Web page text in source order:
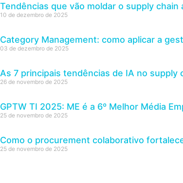
Tendências que vão moldar o supply chain
10 de dezembro de 2025
Category Management: como aplicar a
03 de dezembro de 2025
As 7 principais tendências de IA no supply
26 de novembro de 2025
GPTW TI 2025: ME é a 6º Melhor Média
25 de novembro de 2025
Como o procurement colaborativo
25 de novembro de 2025